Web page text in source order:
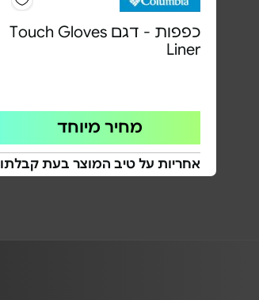
כפפות - דגם Touch Gloves
Liner
מחיר מיוחד
אחריות על טיב המוצר בעת קבלתו